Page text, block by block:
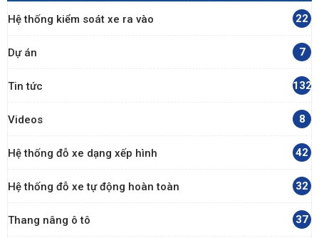
Hệ thống kiểm soát xe ra vào 22
Dự án 7
Tin tức 132
Videos 8
Hệ thống đỗ xe dạng xếp hình 42
Hệ thống đỗ xe tự động hoàn toàn 32
Thang nâng ô tô 37